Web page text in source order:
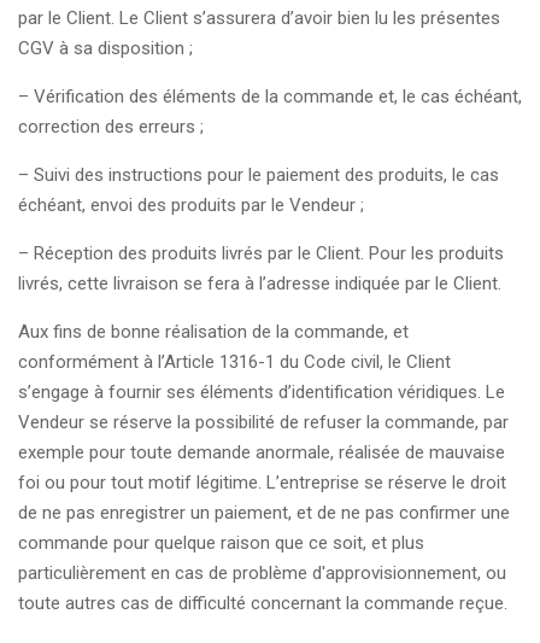
par le Client. Le Client s’assurera d’avoir bien lu les présentes
CGV à sa disposition ;
– Vérification des éléments de la commande et, le cas échéant,
correction des erreurs ;
– Suivi des instructions pour le paiement des produits, le cas
échéant, envoi des produits par le Vendeur ;
– Réception des produits livrés par le Client. Pour les produits
livrés, cette livraison se fera à l’adresse indiquée par le Client.
Aux fins de bonne réalisation de la commande, et
conformément à l’Article 1316-1 du Code civil, le Client
s’engage à fournir ses éléments d’identification véridiques. Le
Vendeur se réserve la possibilité de refuser la commande, par
exemple pour toute demande anormale, réalisée de mauvaise
foi ou pour tout motif légitime. L’entreprise se réserve le droit
de ne pas enregistrer un paiement, et de ne pas confirmer une
commande pour quelque raison que ce soit, et plus
particulièrement en cas de problème d'approvisionnement, ou
toute autres cas de difficulté concernant la commande reçue.